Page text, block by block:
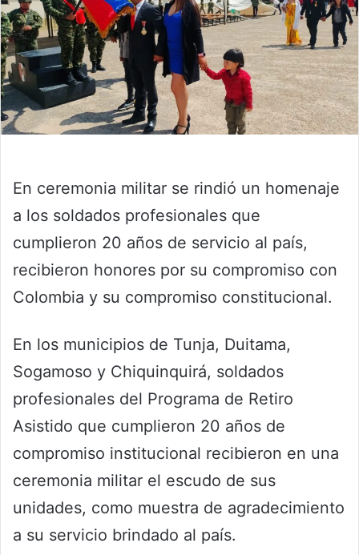
En ceremonia militar se rindió un homenaje
a los soldados profesionales que
cumplieron 20 años de servicio al país,
recibieron honores por su compromiso con
Colombia y su compromiso constitucional.
En los municipios de Tunja, Duitama,
Sogamoso y Chiquinquirá, soldados
profesionales del Programa de Retiro
Asistido que cumplieron 20 años de
compromiso institucional recibieron en una
ceremonia militar el escudo de sus
unidades, como muestra de agradecimiento
a su servicio brindado al país.